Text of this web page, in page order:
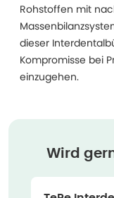
Rohstoffen mit
dieser
Kompromisse bei
einzugehen.
Wird